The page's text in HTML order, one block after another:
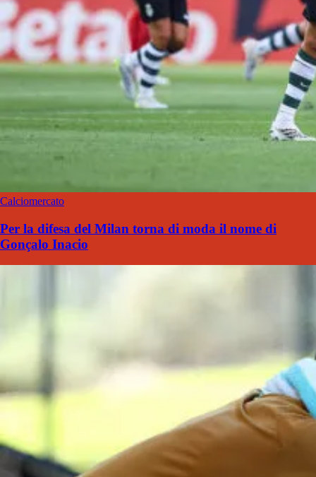
Calciomercato
Per la difesa del Milan torna di moda il nome di
Gonçalo Inacio